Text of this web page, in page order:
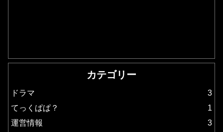
カテゴリー
ドラマ
3
てっくぱぱ？
1
運営情報
3